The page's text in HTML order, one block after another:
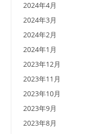
2024年4月
2024年3月
2024年2月
2024年1月
2023年12月
2023年11月
2023年10月
2023年9月
2023年8月